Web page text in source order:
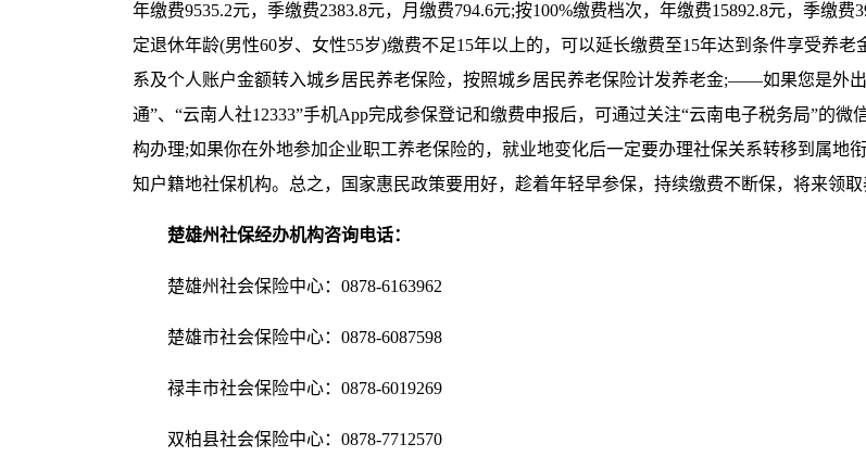
年缴费9535.2元，季缴费2383.8元，月缴费794.6元;按100%缴费档次，年缴费15892.8元，季缴
定退休年龄(男性60岁、女性55岁)缴费不足15年以上的，可以延长缴费至15年达到条件享受养
系及个人账户金额转入城乡居民养老保险，按照城乡居民养老保险计发养老金;——如果您是外
通”、“云南人社12333”手机App完成参保登记和缴费申报后，可通过关注“云南电子税务局”的
构办理;如果你在外地参加企业职工养老保险的，就业地变化后一定要办理社保关系转移到属
知户籍地社保机构。总之，国家惠民政策要用好，趁着年轻早参保，持续缴费不断保，将来领取
楚雄州社保经办机构咨询电话：
楚雄州社会保险中心：0878-6163962
楚雄市社会保险中心：0878-6087598
禄丰市社会保险中心：0878-6019269
双柏县社会保险中心：0878-7712570